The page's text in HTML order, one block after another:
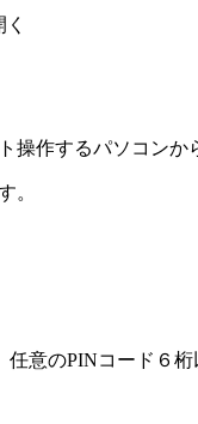
操作するパソコン
。
意のPINコード６